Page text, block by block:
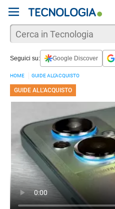
Seguici su: Google Discover
HOME GUIDE ALL’ACQUISTO
GUIDE ALL’ACQUISTO